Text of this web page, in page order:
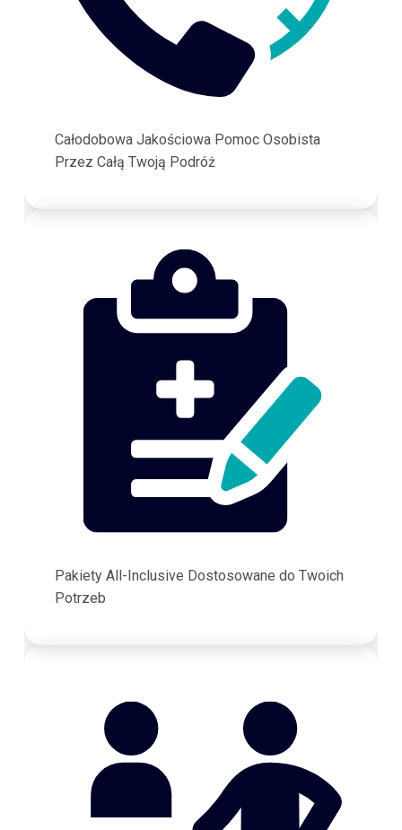
Całodobowa Jakościowa Pomoc Osobista
Przez Całą Twoją Podróż
Pakiety All-Inclusive Dostosowane do Twoich
Potrzeb